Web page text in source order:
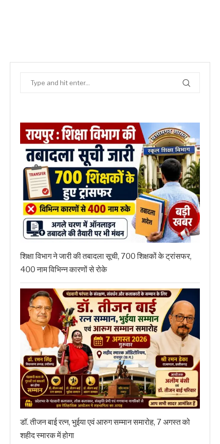
शिक्षा विभाग ने जारी की तबादला सूची, 700 शिक्षकों के ट्रांसफर,
400 नाम विभिन्न कारणों से रोके
डॉ. तीजन बाई रत्न, भुईया एवं आरुग सम्मान समारोह, 7 अगस्त को
शहीद स्मारक में होगा